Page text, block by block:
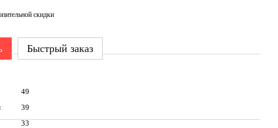
скидки
Быстрый заказ
49
39
33